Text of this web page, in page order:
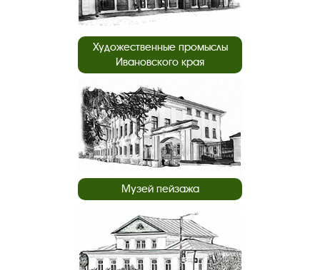
Художественные промыслы
Ивановского края
Музей пейзажа